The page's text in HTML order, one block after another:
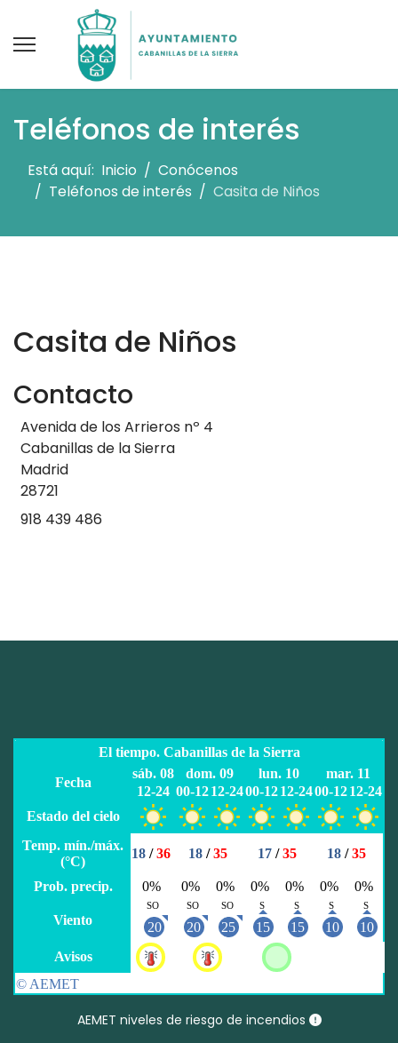
Teléfonos de interés
Está aquí: Inicio
Conócenos
Teléfonos de interés
Casita de Niños
Casita de Niños
Contacto
Avenida de los Arrieros nº 4
Cabanillas de la Sierra
Madrid
28721
918 439 486
AEMET niveles de riesgo de incendios